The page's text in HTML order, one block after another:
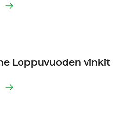
Loppuvuoden vinkit